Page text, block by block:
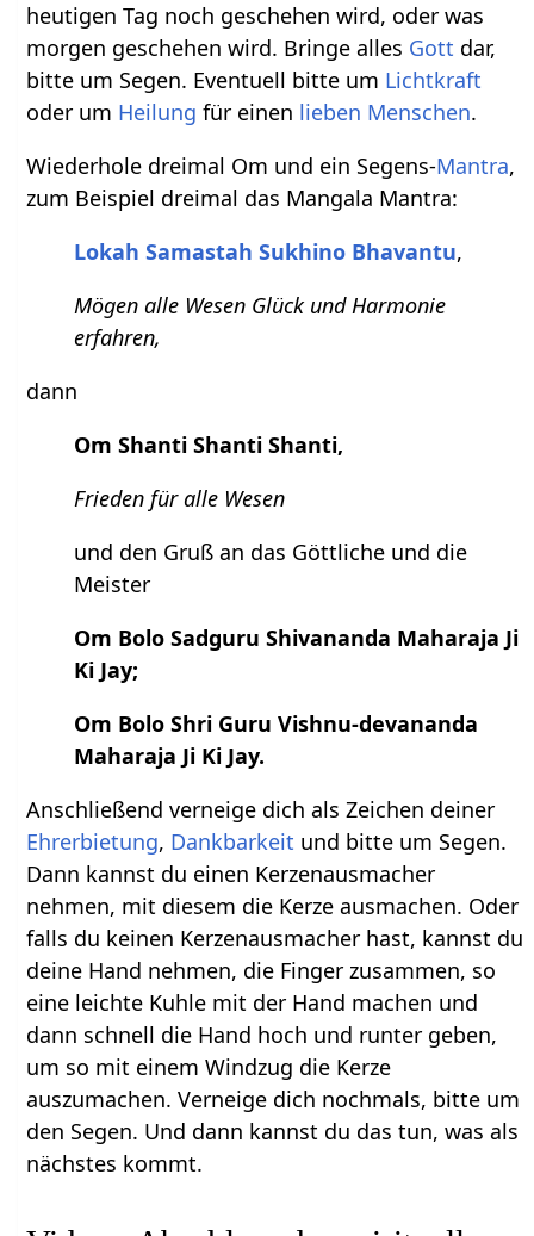
heutigen Tag noch geschehen wird, oder was
morgen geschehen wird. Bringe alles Gott dar,
bitte um Segen. Eventuell bitte um Lichtkraft
oder um Heilung für einen lieben Menschen.
Wiederhole dreimal Om und ein Segens-Mantra,
zum Beispiel dreimal das Mangala Mantra:
Lokah Samastah Sukhino Bhavantu,
Mögen alle Wesen Glück und Harmonie
erfahren,
dann
Om Shanti Shanti Shanti,
Frieden für alle Wesen
und den Gruß an das Göttliche und die
Meister
Om Bolo Sadguru Shivananda Maharaja Ji
Ki Jay;
Om Bolo Shri Guru Vishnu-devananda
Maharaja Ji Ki Jay.
Anschließend verneige dich als Zeichen deiner
Ehrerbietung, Dankbarkeit und bitte um Segen.
Dann kannst du einen Kerzenausmacher
nehmen, mit diesem die Kerze ausmachen. Oder
falls du keinen Kerzenausmacher hast, kannst du
deine Hand nehmen, die Finger zusammen, so
eine leichte Kuhle mit der Hand machen und
dann schnell die Hand hoch und runter geben,
um so mit einem Windzug die Kerze
auszumachen. Verneige dich nochmals, bitte um
den Segen. Und dann kannst du das tun, was als
nächstes kommt.